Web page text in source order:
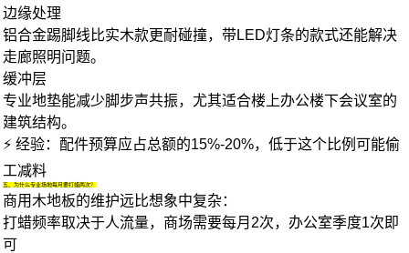
边缘处理
铝合金踢脚线 比实木款更耐碰撞，带LED灯条的款式还能解决
走廊照明问题。
缓冲层
专业地垫能减少脚步声共振，尤其适合楼上办公楼下会议室的
建筑结构。
⚡ 经验：配件预算应占总额的15%-20%，低于这个比例可能偷
工减料
五、为什么专业场地每月要打蜡两次？
商用木地板的维护远比想象中复杂：
打蜡频率取决于人流量，商场需要每月2次，办公室季度1次即
可